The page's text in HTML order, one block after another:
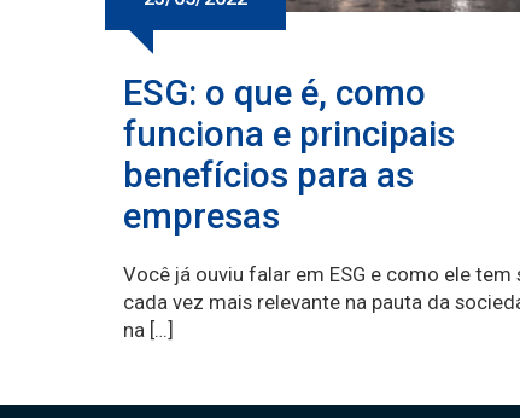
ESG: o que é, como
funciona e principais
benefícios para as
empresas
Você já ouviu falar em ESG e como ele tem
cada vez mais relevante na pauta da
na […]